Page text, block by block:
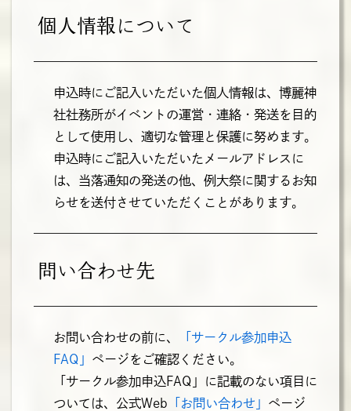
個人情報について
申込時にご記入いただいた個人情報は、博麗神
社社務所がイベントの運営・連絡・発送を目的
として使用し、適切な管理と保護に努めます。
申込時にご記入いただいたメールアドレスに
は、当落通知の発送の他、例大祭に関するお知
らせを送付させていただくことがあります。
問い合わせ先
お問い合わせの前に、
「サークル参加申込
FAQ」 ページをご確認ください。
「サークル参加申込FAQ」に記載のない項目に
ついては、公式Web 「お問い合わせ」 ページ